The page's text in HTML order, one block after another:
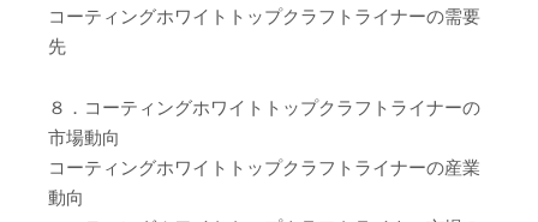
コーティングホワイトトップクラフトライナーの需要
先
８．コーティングホワイトトップクラフトライナーの
市場動向
コーティングホワイトトップクラフトライナーの産業
動向